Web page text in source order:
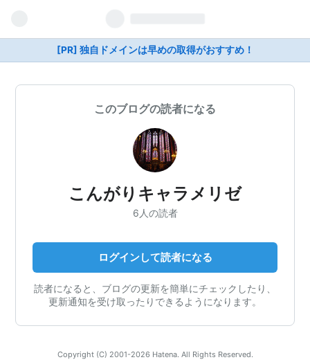
[PR] 独自ドメインは早めの取得がおすすめ！
このブログの読者になる
こんがりキャラメリゼ
6人の読者
ログインして読者になる
読者になると、ブログの更新を簡単にチェックしたり、
更新通知を受け取ったりできるようになります。
Copyright (C) 2001-2026 Hatena. All Rights Reserved.